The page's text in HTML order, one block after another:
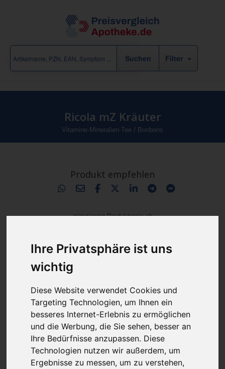
Ihre Privatsphäre ist uns
wichtig
Diese Website verwendet Cookies und
Targeting Technologien, um Ihnen ein
besseres Internet-Erlebnis zu ermöglichen
und die Werbung, die Sie sehen, besser an
Ihre Bedürfnisse anzupassen. Diese
Technologien nutzen wir außerdem, um
Ergebnisse zu messen, um zu verstehen,
Filter
Ricola mZ Kräuter
Vitamine-Mineralien-Tee / Bonbons
Produkt empfehlen
günstigster Produktpreis ab
2,95 €
kein Versand - nur Botenlieferung oder Selbstabholung
Ersparnis:71%oder 7,10 €
Preis pro 1 G / 0,01 €
Daten vom 08.08.2026 12:13 Uhr